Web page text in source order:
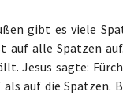
gibt es viele
auf alle Spatzen
Jesus sagte:
auf die Spatzen.